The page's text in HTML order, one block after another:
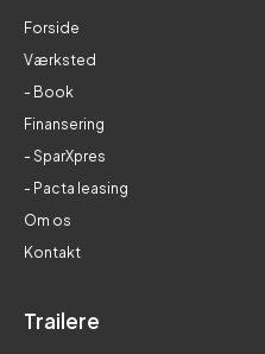
Forside
Værksted
- Book
Finansering
- SparXpres
- Pacta leasing
Om os
Kontakt
Trailere